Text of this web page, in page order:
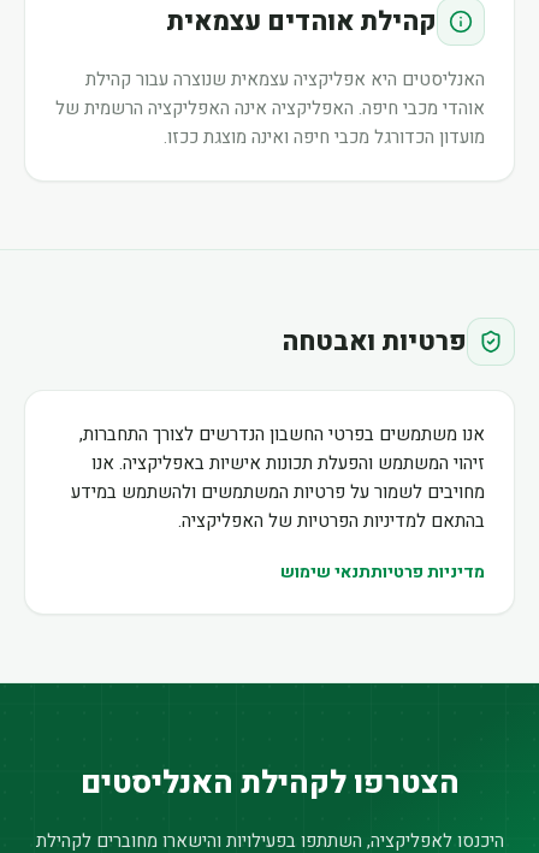
קהילת אוהדים עצמאית
האנליסטים היא אפליקציה עצמאית שנוצרה עבור קהילת
אוהדי מכבי חיפה. האפליקציה אינה האפליקציה הרשמית של
מועדון הכדורגל מכבי חיפה ואינה מוצגת ככזו.
פרטיות ואבטחה
אנו משתמשים בפרטי החשבון הנדרשים לצורך התחברות,
זיהוי המשתמש והפעלת תכונות אישיות באפליקציה. אנו
מחויבים לשמור על פרטיות המשתמשים ולהשתמש במידע
בהתאם למדיניות הפרטיות של האפליקציה.
מדיניות פרטיותתנאי שימוש
הצטרפו לקהילת האנליסטים
היכנסו לאפליקציה, השתתפו בפעילויות והישארו מחוברים לקהילת